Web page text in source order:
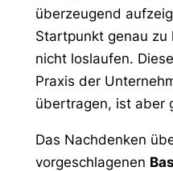
überzeugend
Startpunkt genau zu
nicht loslaufen.
Praxis der
übertragen, ist aber
Das Nachdenken
vorgeschlagenen